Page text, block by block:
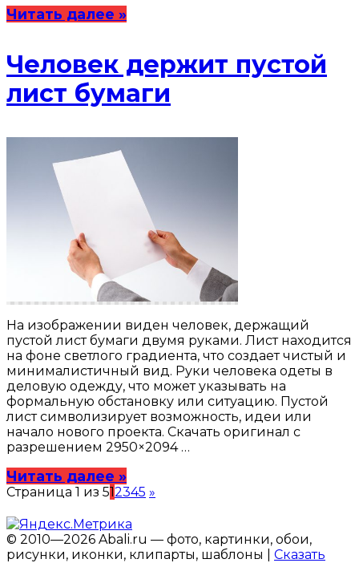
Читать далее »
Человек держит пустой
лист бумаги
На изображении виден человек, держащий
пустой лист бумаги двумя руками. Лист находится
на фоне светлого градиента, что создает чистый и
минималистичный вид. Руки человека одеты в
деловую одежду, что может указывать на
формальную обстановку или ситуацию. Пустой
лист символизирует возможность, идеи или
начало нового проекта. Скачать оригинал с
разрешением 2950×2094 …
Читать далее »
Страница 1 из 512345 »
© 2010—2026 Abali.ru — фото, картинки, обои,
рисунки, иконки, клипарты, шаблоны | Сказать